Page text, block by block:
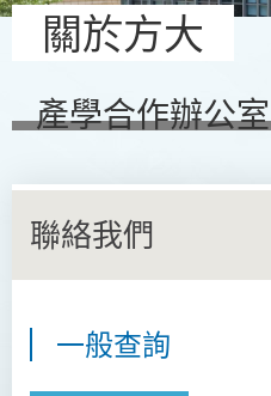
關於方大
產學合作辦公室
聯絡我們
一般查詢